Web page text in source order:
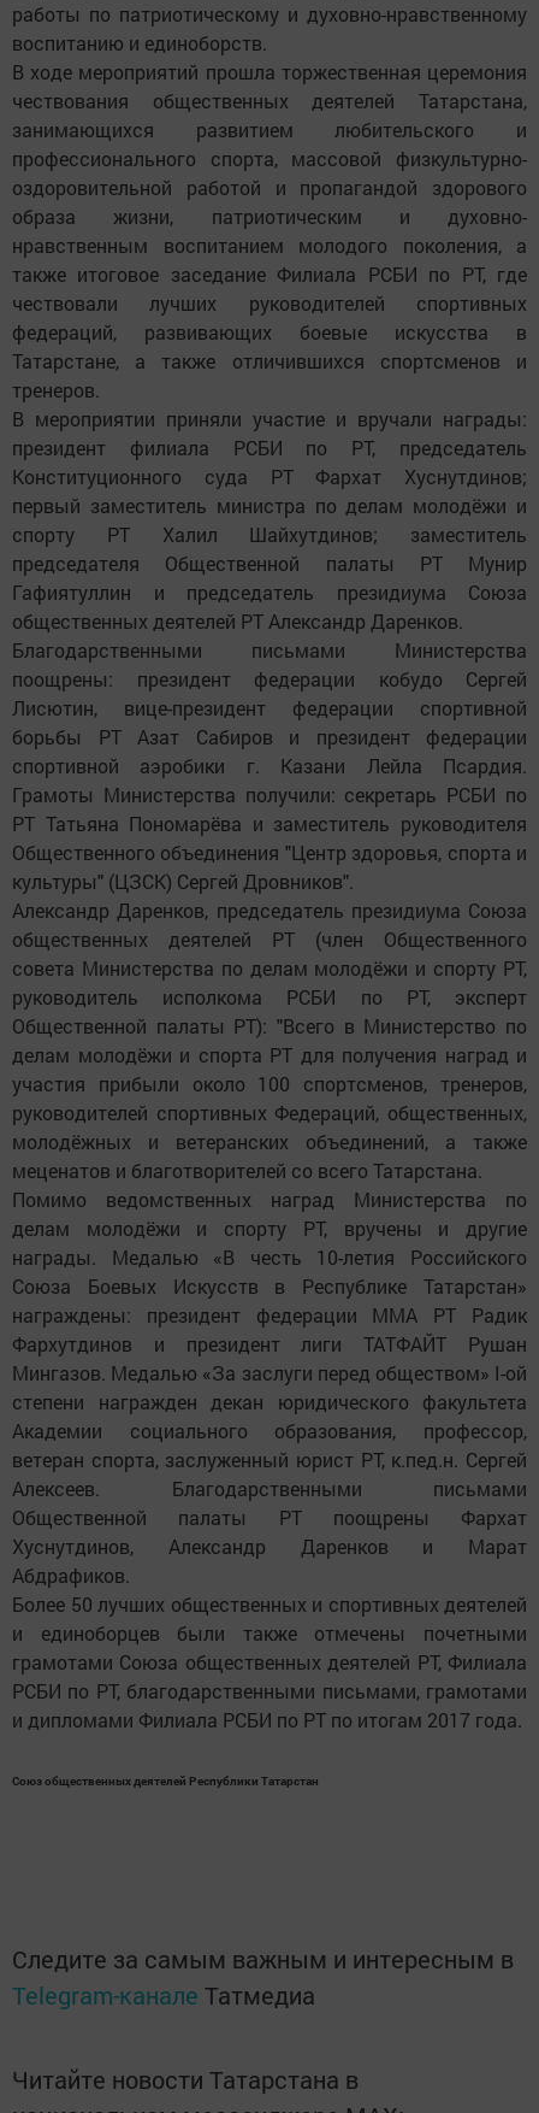
работы по патриотическому и духовно-нравственному
воспитанию и единоборств.
В ходе мероприятий прошла торжественная церемония
чествования общественных деятелей Татарстана,
занимающихся развитием любительского и
профессионального спорта, массовой физкультурно-
оздоровительной работой и пропагандой здорового
образа жизни, патриотическим и духовно-
нравственным воспитанием молодого поколения, а
также итоговое заседание Филиала РСБИ по РТ, где
чествовали лучших руководителей спортивных
федераций, развивающих боевые искусства в
Татарстане, а также отличившихся спортсменов и
тренеров.
В мероприятии приняли участие и вручали награды:
президент филиала РСБИ по РТ, председатель
Конституционного суда РТ Фархат Хуснутдинов;
первый заместитель министра по делам молодёжи и
спорту РТ Халил Шайхутдинов; заместитель
председателя Общественной палаты РТ Мунир
Гафиятуллин и председатель президиума Союза
общественных деятелей РТ Александр Даренков.
Благодарственными письмами Министерства
поощрены: президент федерации кобудо Сергей
Лисютин, вице-президент федерации спортивной
борьбы РТ Азат Сабиров и президент федерации
спортивной аэробики г. Казани Лейла Псардия.
Грамоты Министерства получили: секретарь РСБИ по
РТ Татьяна Пономарёва и заместитель руководителя
Общественного объединения "Центр здоровья, спорта и
культуры" (ЦЗСК) Сергей Дровников".
Александр Даренков, председатель президиума Союза
общественных деятелей РТ (член Общественного
совета Министерства по делам молодёжи и спорту РТ,
руководитель исполкома РСБИ по РТ, эксперт
Общественной палаты РТ): "Всего в Министерство по
делам молодёжи и спорта РТ для получения наград и
участия прибыли около 100 спортсменов, тренеров,
руководителей спортивных Федераций, общественных,
молодёжных и ветеранских объединений, а также
меценатов и благотворителей со всего Татарстана.
Помимо ведомственных наград Министерства по
делам молодёжи и спорту РТ, вручены и другие
награды. Медалью «В честь 10-летия Российского
Союза Боевых Искусств в Республике Татарстан»
награждены: президент федерации ММА РТ Радик
Фархутдинов и президент лиги ТАТФАЙТ Рушан
Мингазов. Медалью «За заслуги перед обществом» I-ой
степени награжден декан юридического факультета
Академии социального образования, профессор,
ветеран спорта, заслуженный юрист РТ, к.пед.н. Сергей
Алексеев. Благодарственными письмами
Общественной палаты РТ поощрены Фархат
Хуснутдинов, Александр Даренков и Марат
Абдрафиков.
Более 50 лучших общественных и спортивных деятелей
и единоборцев были также отмечены почетными
грамотами Союза общественных деятелей РТ, Филиала
РСБИ по РТ, благодарственными письмами, грамотами
и дипломами Филиала РСБИ по РТ по итогам 2017 года.
Союз общественных деятелей Республики Татарстан
Следите за самым важным и интересным в
Telegram-канале Татмедиа
Читайте новости Татарстана в